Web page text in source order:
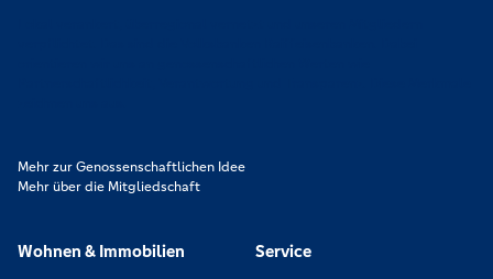
Mehr zur Genossenschaftlichen Idee
Mehr über die Mitgliedschaft
Wohnen & Immobilien Service